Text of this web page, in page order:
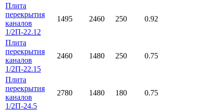
Плита
перекрытия
каналов
1/2П-22.12
1495 2460 250 0.92
Плита
перекрытия
каналов
1/2П-22.15
2460 1480 250 0.75
Плита
перекрытия
каналов
1/2П-24.5
2780 1480 180 0.75